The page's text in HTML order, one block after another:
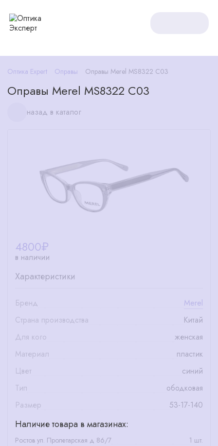
Оптика Expert Оправы Оправы Merel MS8322 C03
Оправы Merel MS8322 C03
назад в каталог
4800₽
в наличии
Характеристики
Бренд
Merel
Страна производства
Китай
Для кого
женская
Материал
пластик
Цвет
синий
Тип
ободковая
Размер
53-17-140
Наличие товара в магазинах:
Ростов ул. Пролетарская д 86/7 1 шт.